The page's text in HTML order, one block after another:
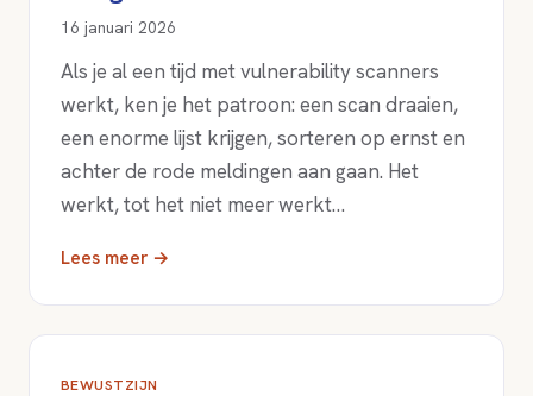
16 januari 2026
Als je al een tijd met vulnerability scanners
werkt, ken je het patroon: een scan draaien,
een enorme lijst krijgen, sorteren op ernst en
achter de rode meldingen aan gaan. Het
werkt, tot het niet meer werkt…
Lees meer →
BEWUSTZIJN